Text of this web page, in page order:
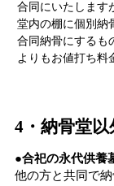
合同にいたします
堂内の棚に個別納
合同納骨にするも
よりもお値打ち料
4・納骨堂
●合祀の永代供養
他の方と共同で